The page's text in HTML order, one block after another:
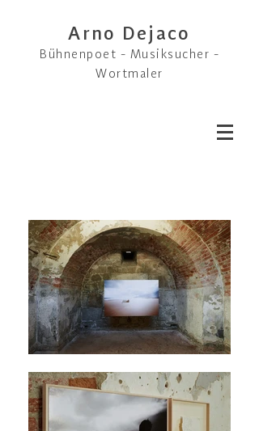
Arno Dejaco
Bühnenpoet - Musiksucher -
Wortmaler